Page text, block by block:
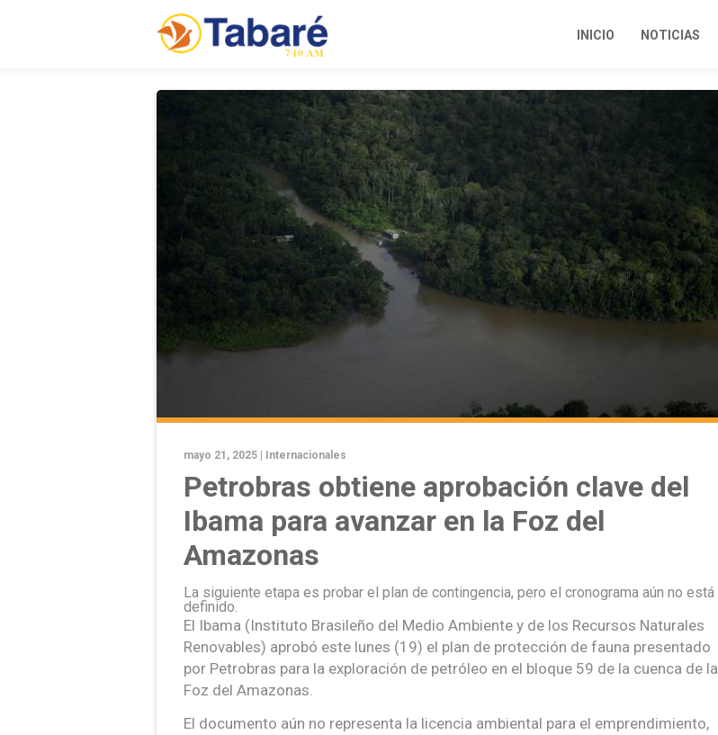
INICIO NOTICIAS
mayo 21, 2025 | Internacionales
Petrobras obtiene aprobación clave del
Ibama para avanzar en la Foz del
Amazonas
La siguiente etapa es probar el plan de contingencia, pero el cronograma aún no está
definido.
El Ibama (Instituto Brasileño del Medio Ambiente y de los Recursos Naturales
Renovables) aprobó este lunes (19) el plan de protección de fauna presentado
por Petrobras para la exploración de petróleo en el bloque 59 de la cuenca de la
Foz del Amazonas.
El documento aún no representa la licencia ambiental para el emprendimiento,